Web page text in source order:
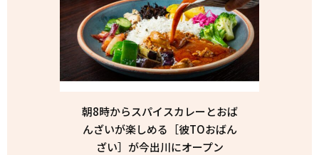
朝8時からスパイスカレーとおば
んざいが楽しめる［彼TOおばん
ざい］が今出川にオープン